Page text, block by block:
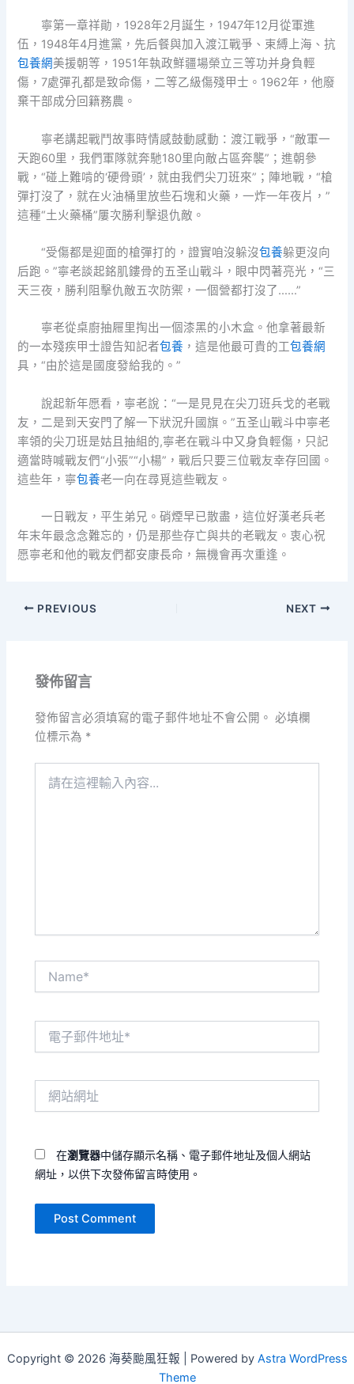
寧第一章祥勛，1928年2月誕生，1947年12月從軍進
伍，1948年4月進黨，先后餐與加入渡江戰爭、束縛上海、抗
包養網美援朝等，1951年執政鮮疆場榮立三等功并身負輕
傷，7處彈孔都是致命傷，二等乙級傷殘甲士。1962年，他廢
棄干部成分回籍務農。
寧老講起戰鬥故事時情感鼓動感動：渡江戰爭，“敵軍一
天跑60里，我們軍隊就奔馳180里向敵占區奔襲”；進朝參
戰，“碰上難啃的‘硬骨頭’，就由我們尖刀班來”；陣地戰，“槍
彈打沒了，就在火油桶里放些石塊和火藥，一炸一年夜片，”
這種“土火藥桶”屢次勝利擊退仇敵。
“受傷都是迎面的槍彈打的，證實咱沒躲沒包養躲更沒向
后跑。”寧老談起銘肌鏤骨的五圣山戰斗，眼中閃著亮光，“三
天三夜，勝利阻擊仇敵五次防禦，一個營都打沒了……”
寧老從桌廚抽屜里掏出一個漆黑的小木盒。他拿著最新
的一本殘疾甲士證告知記者包養 ，這是他最可貴的工包養網
具，“由於這是國度發給我的。”
說起新年愿看，寧老說：“一是見見在尖刀班兵戈的老戰
友，二是到天安門了解一下狀況升國旗。”五圣山戰斗中寧老
率領的尖刀班是姑且抽組的,寧老在戰斗中又身負輕傷，只記
適當時喊戰友們“小張”“小楊”，戰后只要三位戰友幸存回國。
這些年，寧包養老一向在尋覓這些戰友。
一日戰友，平生弟兄。硝煙早已散盡，這位好漢老兵老
年末年最念念難忘的，仍是那些存亡與共的老戰友。衷心祝
愿寧老和他的戰友們都安康長命，無機會再次重逢。
PREVIOUS NEXT
發佈留言
發佈留言必須填寫的電子郵件地址不會公開。 必填欄
位標示為 *
在瀏覽器中儲存顯示名稱、電子郵件地址及個人網站
網址，以供下次發佈留言時使用。
Copyright © 2026 海葵颱風狂報 | Powered by Astra WordPress
Theme